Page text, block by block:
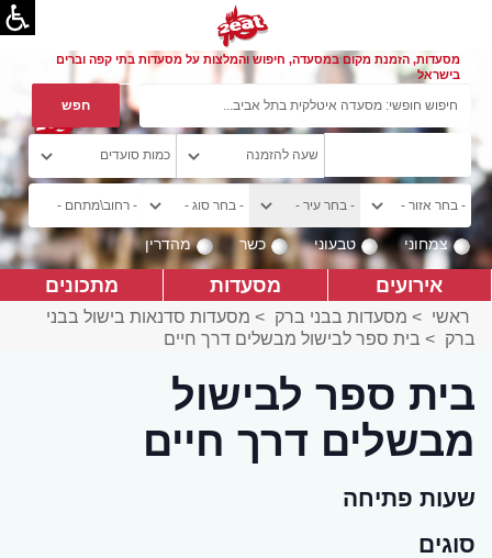
מסעדות, הזמנת מקום במסעדה, חיפוש והמלצות על מסעדות בתי קפה וברים
בישראל
צמחוני טבעוני כשר מהדרין
אירועים מסעדות מתכונים
ראשי > מסעדות בבני ברק > מסעדות סדנאות בישול בבני
ברק > בית ספר לבישול מבשלים דרך חיים
בית ספר לבישול
מבשלים דרך חיים
שעות פתיחה
סוגים